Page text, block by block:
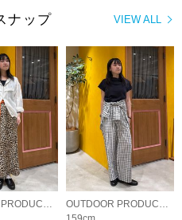
VIEW ALL
ナップ